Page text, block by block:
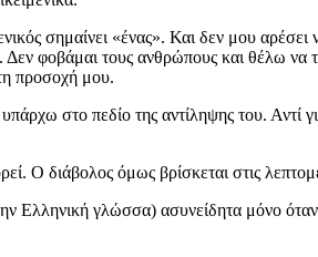
σημαίνει «ένας». Και δεν μου
φοβάμαι τους ανθρώπους και θέλω να
προσοχή μου.
στο πεδίο της αντίληψης του. Αντί
διάβολος όμως βρίσκεται στις
Ελληνική γλώσσα) ασυνείδητα μόνο